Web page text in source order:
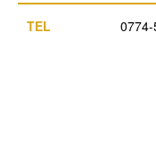
TEL